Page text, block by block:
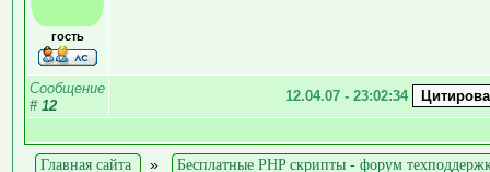
гость
Сообщение
# 12
12.04.07 - 23:02:34
Главная сайта »
Бесплатные PHP скрипты - форум